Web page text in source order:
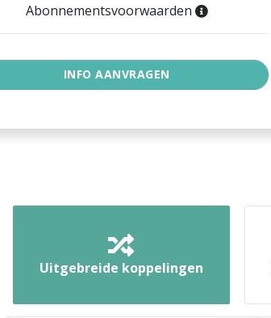
Abonnementsvoorwaarden
Uitgebreide koppelingen